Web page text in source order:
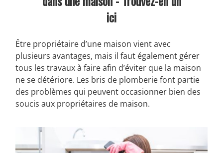
ici
Être propriétaire d’une maison vient avec
plusieurs avantages, mais il faut également gérer
tous les travaux à faire afin d’éviter que la maison
ne se détériore. Les bris de plomberie font partie
des problèmes qui peuvent occasionner bien des
soucis aux propriétaires de maison.